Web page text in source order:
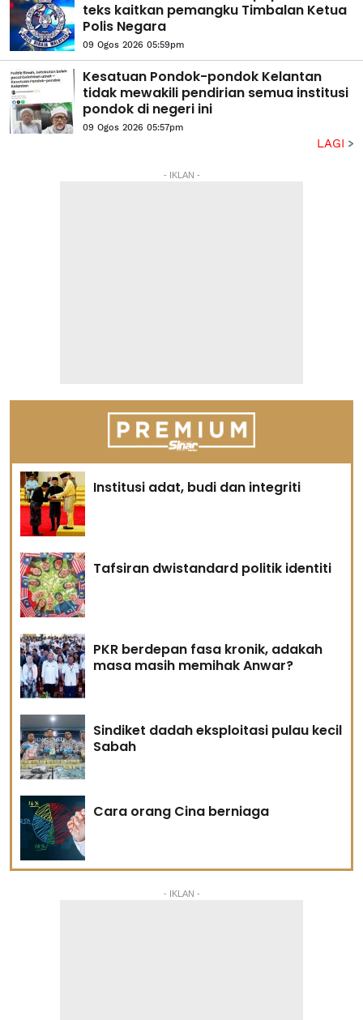
teks kaitkan pemangku Timbalan Ketua
Polis Negara
09 Ogos 2026 05:59pm
Kesatuan Pondok-pondok Kelantan
tidak mewakili pendirian semua institusi
pondok di negeri ini
09 Ogos 2026 05:57pm
LAGI
- IKLAN -
Institusi adat, budi dan integriti
Tafsiran dwistandard politik identiti
PKR berdepan fasa kronik, adakah
masa masih memihak Anwar?
Sindiket dadah eksploitasi pulau kecil
Sabah
Cara orang Cina berniaga
- IKLAN -